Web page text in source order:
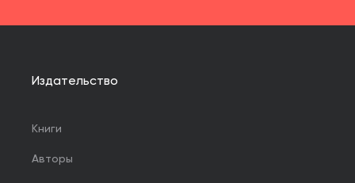
Издательство
Книги
Авторы